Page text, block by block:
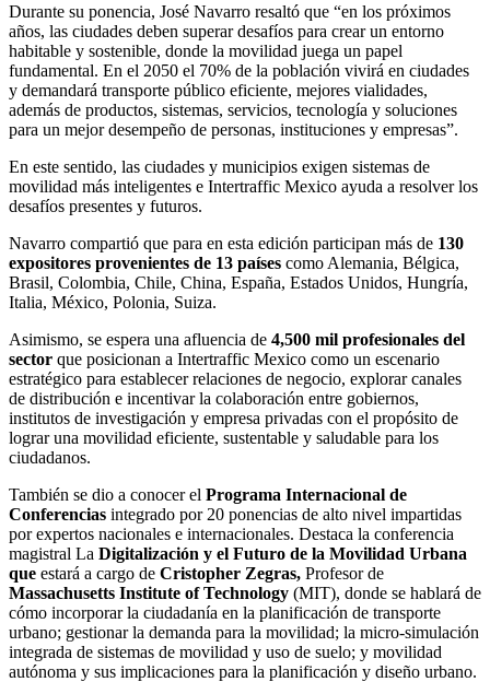
Durante su ponencia, José Navarro resaltó que “en los próximos
años, las ciudades deben superar desafíos para crear un entorno
habitable y sostenible, donde la movilidad juega un papel
fundamental. En el 2050 el 70% de la población vivirá en ciudades
y demandará transporte público eficiente, mejores vialidades,
además de productos, sistemas, servicios, tecnología y soluciones
para un mejor desempeño de personas, instituciones y empresas”.
En este sentido, las ciudades y municipios exigen sistemas de
movilidad más inteligentes e Intertraffic Mexico ayuda a resolver los
desafíos presentes y futuros.
Navarro compartió que para en esta edición participan más de 130
expositores provenientes de 13 países como Alemania, Bélgica,
Brasil, Colombia, Chile, China, España, Estados Unidos, Hungría,
Italia, México, Polonia, Suiza.
Asimismo, se espera una afluencia de 4,500 mil profesionales del
sector que posicionan a Intertraffic Mexico como un escenario
estratégico para establecer relaciones de negocio, explorar canales
de distribución e incentivar la colaboración entre gobiernos,
institutos de investigación y empresa privadas con el propósito de
lograr una movilidad eficiente, sustentable y saludable para los
ciudadanos.
También se dio a conocer el Programa Internacional de
Conferencias integrado por 20 ponencias de alto nivel impartidas
por expertos nacionales e internacionales. Destaca la conferencia
magistral La Digitalización y el Futuro de la Movilidad Urbana
que estará a cargo de Cristopher Zegras, Profesor de
Massachusetts Institute of Technology (MIT), donde se hablará de
cómo incorporar la ciudadanía en la planificación de transporte
urbano; gestionar la demanda para la movilidad; la micro-simulación
integrada de sistemas de movilidad y uso de suelo; y movilidad
autónoma y sus implicaciones para la planificación y diseño urbano.